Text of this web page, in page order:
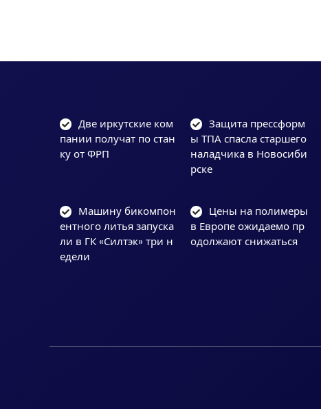
Две иркутские ком
пании получат по стан
ку от ФРП
Защита прессформ
ы ТПА спасла старшего
наладчика в Новосиби
рске
Машину бикомпон
ентного литья запуска
ли в ГК «Силтэк» три н
едели
Цены на полимеры
в Европе ожидаемо пр
одолжают снижаться